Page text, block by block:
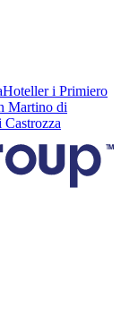
Hoteller i Primiero
Martino di